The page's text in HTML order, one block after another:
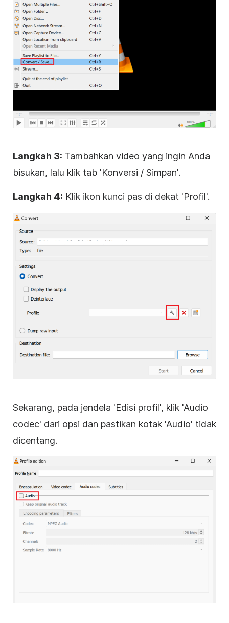
Langkah 3: Tambahkan video yang ingin Anda
bisukan, lalu klik tab 'Konversi / Simpan'.
Langkah 4: Klik ikon kunci pas di dekat 'Profil'.
Sekarang, pada jendela 'Edisi profil', klik 'Audio
codec' dari opsi dan pastikan kotak 'Audio' tidak
dicentang.